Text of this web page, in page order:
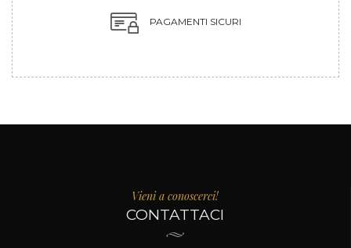
PAGAMENTI SICURI
Vieni a conoscerci!
CONTATTACI